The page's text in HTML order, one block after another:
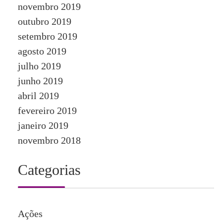
novembro 2019
outubro 2019
setembro 2019
agosto 2019
julho 2019
junho 2019
abril 2019
fevereiro 2019
janeiro 2019
novembro 2018
Categorias
Ações